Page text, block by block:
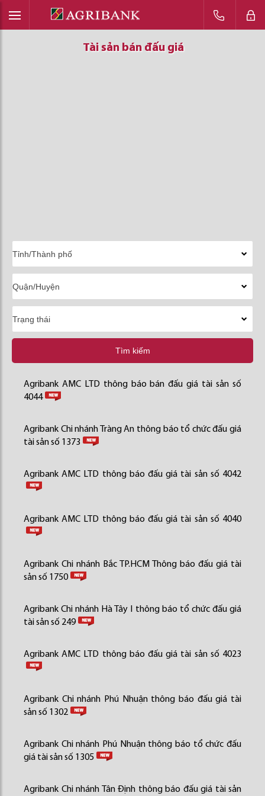
Tài sản bán đấu giá
Tài sản bán đấu giá
Tài sản bán đấu giá
Tìm kiếm
Agribank AMC LTD thông báo bán đấu giá tài sản số
4044
Agribank Chi nhánh Tràng An thông báo tổ chức đấu giá
tài sản số 1373
Agribank AMC LTD thông báo đấu giá tài sản số 4042
Agribank AMC LTD thông báo đấu giá tài sản số 4040
Agribank Chi nhánh Bắc TP.HCM Thông báo đấu giá tài
sản số 1750
Agribank Chi nhánh Hà Tây I thông báo tổ chức đấu giá
tài sản số 249
Agribank AMC LTD thông báo đấu giá tài sản số 4023
Agribank Chi nhánh Phú Nhuận thông báo đấu giá tài
sản số 1302
Agribank Chi nhánh Phú Nhuận thông báo tổ chức đấu
giá tài sản số 1305
Agribank Chi nhánh Tân Định thông báo đấu giá tài sản